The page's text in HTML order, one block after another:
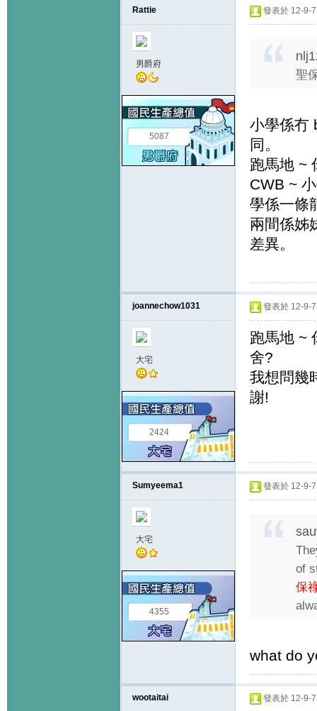
Rattie
男爵府
5087
發表於 12-9-
聖
小學係冇
同。
跑馬地 ~
CWB ~
學係一條
兩間係姊
差異。
joannechow1031
大宅
2424
發表於 12-9-
跑馬地 ~
舍?
我想問幾
謝!
Sumyeema1
大宅
4355
發表於 12-9-
of
保
what do
wootaitai 發表於 12-9-